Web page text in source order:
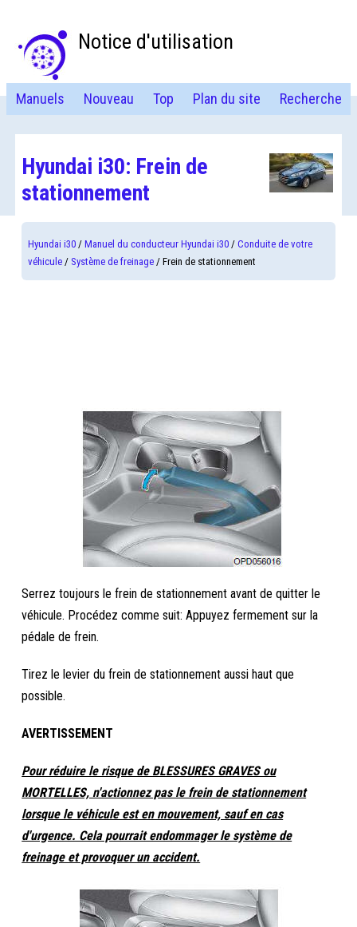
Notice d'utilisation
Manuels Nouveau Top Plan du site Recherche
Hyundai i30: Frein de
stationnement
Hyundai i30 /Manuel du conducteur Hyundai i30 /Conduite de votre
véhicule / Système de freinage / Frein de stationnement
Serrez toujours le frein de stationnement avant de quitter le
véhicule. Procédez comme suit: Appuyez fermement sur la
pédale de frein.
Tirez le levier du frein de stationnement aussi haut que
possible.
AVERTISSEMENT
Pour réduire le risque de BLESSURES GRAVES ou
MORTELLES, n'actionnez pas le frein de stationnement
lorsque le véhicule est en mouvement, sauf en cas
d'urgence. Cela pourrait endommager le système de
freinage et provoquer un accident.